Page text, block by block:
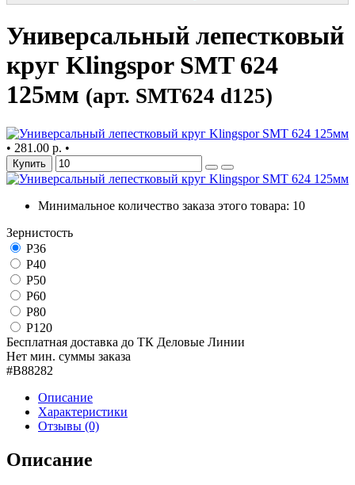
Универсальный лепестковый
круг Klingspor SMT 624
125мм (арт. SMT624 d125)
• 281.00 р. •
Купить
Минимальное количество заказа этого товара: 10
Зернистость
Р36
Р40
Р50
Р60
Р80
Р120
Бесплатная доставка до ТК Деловые Линии
Нет мин. суммы заказа
#B88282
Описание
Характеристики
Отзывы (0)
Описание